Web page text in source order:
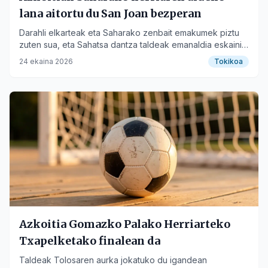
lana aitortu du San Joan bezperan
Darahli elkarteak eta Saharako zenbait emakumek piztu
zuten sua, eta Sahatsa dantza taldeak emanaldia eskaini
zuen.
24 ekaina 2026 Tokikoa
Azkoitia Gomazko Palako Herriarteko
Txapelketako finalean da
Taldeak Tolosaren aurka jokatuko du igandean